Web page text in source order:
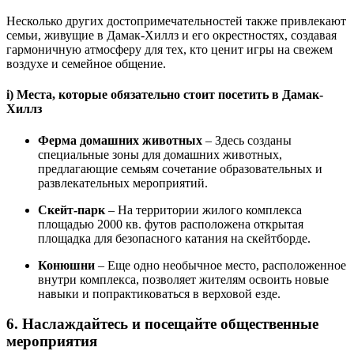
Несколько других достопримечательностей также привлекают
семьи, живущие в Дамак-Хиллз и его окрестностях, создавая
гармоничную атмосферу для тех, кто ценит игры на свежем
воздухе и семейное общение.
i) Места, которые обязательно стоит посетить в Дамак-
Хиллз
Ферма домашних животных – Здесь созданы
специальные зоны для домашних животных,
предлагающие семьям сочетание образовательных и
развлекательных мероприятий.
Скейт-парк – На территории жилого комплекса
площадью 2000 кв. футов расположена открытая
площадка для безопасного катания на скейтборде.
Конюшни – Еще одно необычное место, расположенное
внутри комплекса, позволяет жителям освоить новые
навыки и попрактиковаться в верховой езде.
6. Наслаждайтесь и посещайте общественные
мероприятия